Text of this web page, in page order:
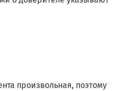
произвольная, поэтому